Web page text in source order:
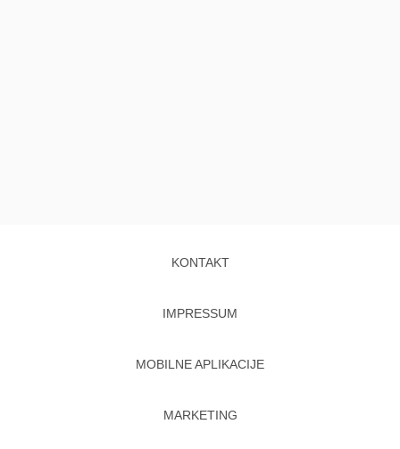
KONTAKT
IMPRESSUM
MOBILNE APLIKACIJE
MARKETING